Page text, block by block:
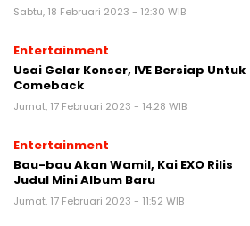
Sabtu, 18 Februari 2023 - 12:30 WIB
Entertainment
Usai Gelar Konser, IVE Bersiap Untuk
Comeback
Jumat, 17 Februari 2023 - 14:28 WIB
Entertainment
Bau-bau Akan Wamil, Kai EXO Rilis
Judul Mini Album Baru
Jumat, 17 Februari 2023 - 11:52 WIB